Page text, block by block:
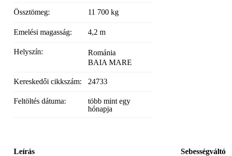
Össztömeg: 11 700 kg
Emelési magasság: 4,2 m
Helyszín:
Románia
BAIA MARE
Kereskedői cikkszám: 24733
Feltöltés dátuma:
több mint egy
hónapja
Leírás Sebességváltó